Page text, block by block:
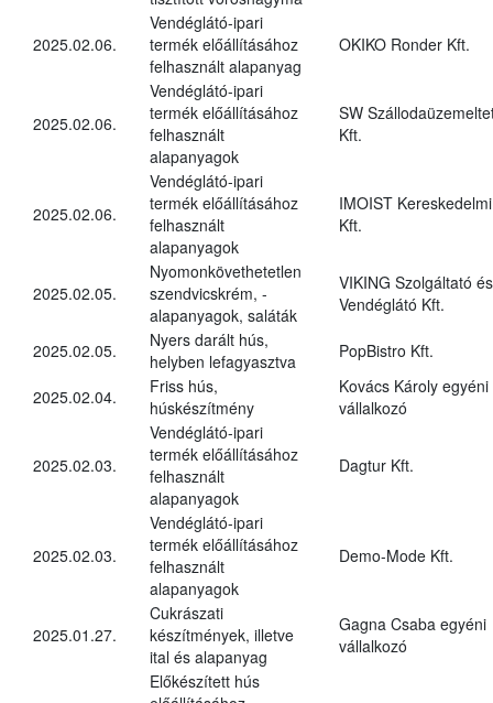
2025.02.06.
Vendéglátó-ipari
termék előállításához
felhasznált alapanyag
OKIKO Ronder Kft.
2025.02.06.
Vendéglátó-ipari
termék előállításához
felhasznált
alapanyagok
SW
Kft.
2025.02.06.
Vendéglátó-ipari
termék előállításához
felhasznált
alapanyagok
IMOIST Kereskedelmi
Kft.
2025.02.05.
Nyomonkövethetetlen
szendvicskrém, -
alapanyagok, saláták
VIKING Szolgáltató és
Vendéglátó Kft.
2025.02.05.
Nyers darált hús,
helyben lefagyasztva
PopBistro Kft.
2025.02.04.
Friss hús,
húskészítmény
Kovács Károly egyéni
vállalkozó
2025.02.03.
Vendéglátó-ipari
termék előállításához
felhasznált
alapanyagok
Dagtur Kft.
2025.02.03.
Vendéglátó-ipari
termék előállításához
felhasznált
alapanyagok
Demo-Mode Kft.
2025.01.27.
Cukrászati
készítmények, illetve
ital és alapanyag
Gagna Csaba egyéni
vállalkozó
Előkészített hús